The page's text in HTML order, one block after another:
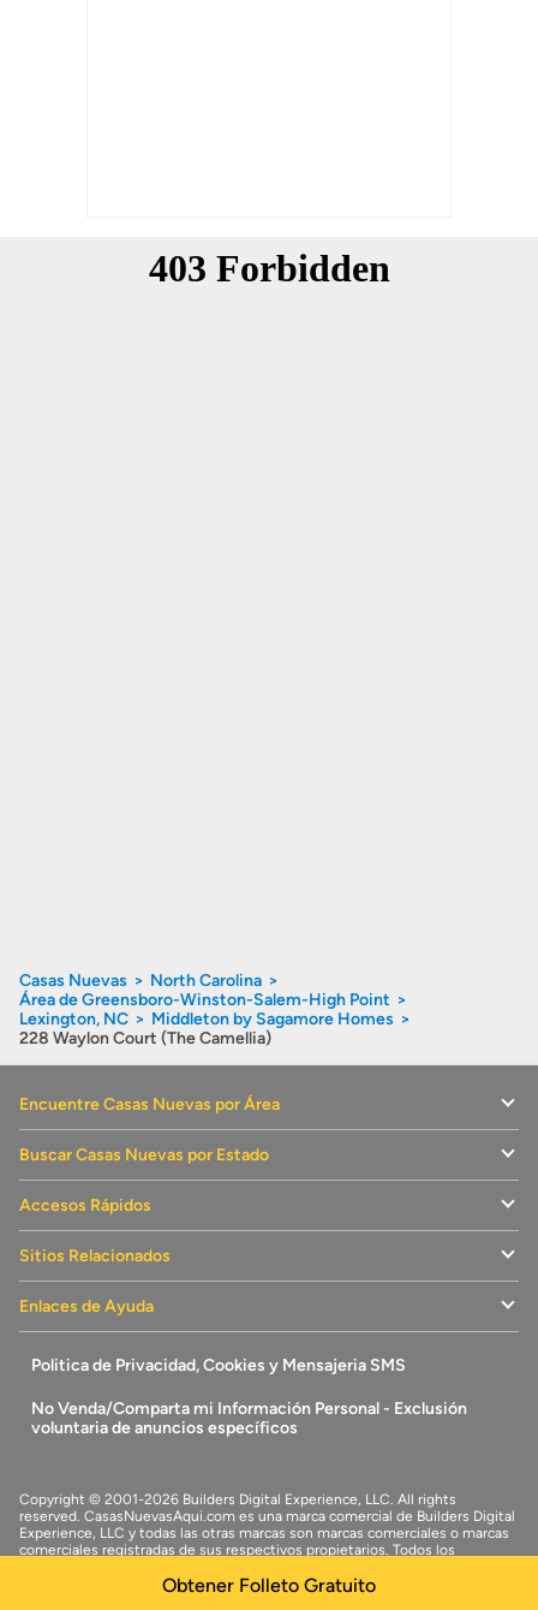
Casas Nuevas
North Carolina
Área de Greensboro-Winston-Salem-High Point
Lexington, NC
Middleton by Sagamore Homes
228 Waylon Court (The Camellia)
Obtener Folleto Gratuito
Encuentre Casas Nuevas por Área
Buscar Casas Nuevas por Estado
Accesos Rápidos
Sitios Relacionados
Enlaces de Ayuda
Politica de Privacidad, Cookies y Mensajeria SMS
No Venda/Comparta mi Información Personal - Exclusión
voluntaria de anuncios específicos
Copyright © 2001-2026 Builders Digital Experience, LLC. All rights
reserved. CasasNuevasAqui.com es una marca comercial de Builders Digital
Experience, LLC y todas las otras marcas son marcas comerciales o marcas
comerciales registradas de sus respectivos propietarios. Todos los